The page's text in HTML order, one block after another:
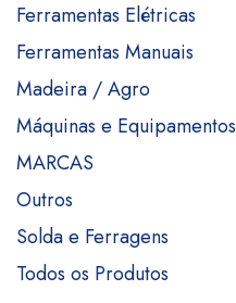
Ferramentas Elétricas
Ferramentas Manuais
Madeira / Agro
Máquinas e Equipamentos
MARCAS
Outros
Solda e Ferragens
Todos os Produtos